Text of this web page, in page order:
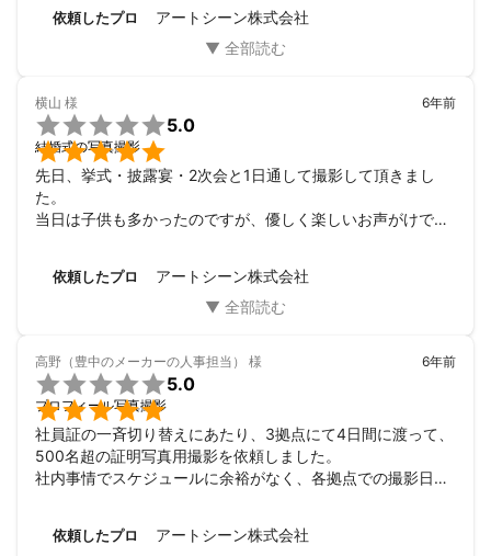
と連絡がありました。
また機会があればぜひお願いしたいです。
依頼したプロ アートシーン株式会社
横山 様


5.0
結婚式の写真撮影
6年前
先日、挙式・披露宴・2次会と1日通して撮影して頂きまし
た。
当日は子供も多かったのですが、優しく楽しいお声がけで安
もいただき
私達も安心して挙式に望め、たくさんの素晴らしい写真を撮
また、私たちの節目での撮影等でお願いできればと思ってい
ます。
ありがとうございました。
依頼したプロ アートシーン株式会社
高野（豊中のメーカーの人事担当） 様


5.0
プロフィール写真撮影
6年前
社員証の一斉切り替えにあたり、3拠点にて4日間に渡って、
500名超の証明写真用撮影を依頼しました。
社内事情でスケジュールに余裕がなく、各拠点での撮影日
以上の対応をしていただけました。
依頼したプロ アートシーン株式会社